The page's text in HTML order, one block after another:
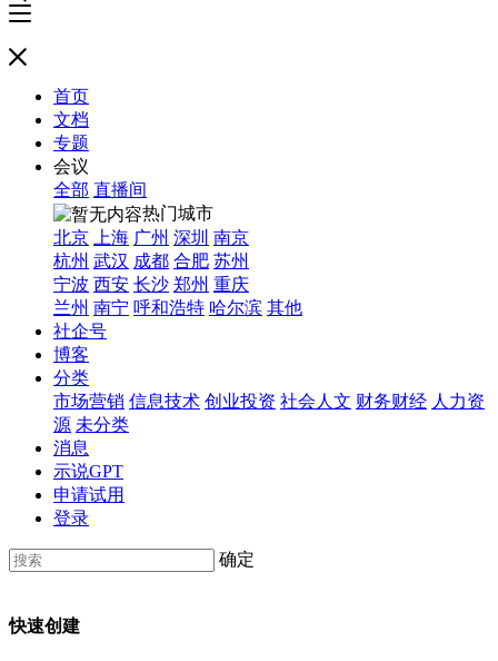
首页
文档
专题
会议
全部 直播间
热门城市
北京
上海 广州 深圳 南京
杭州 武汉 成都 合肥 苏州
宁波 西安 长沙 郑州 重庆
兰州 南宁 呼和浩特 哈尔滨 其他
社企号
博客
分类
市场营销 信息技术 创业投资 社会人文 财务财经 人力资
源 未分类
消息
示说GPT
申请试用
登录
确定
快速创建